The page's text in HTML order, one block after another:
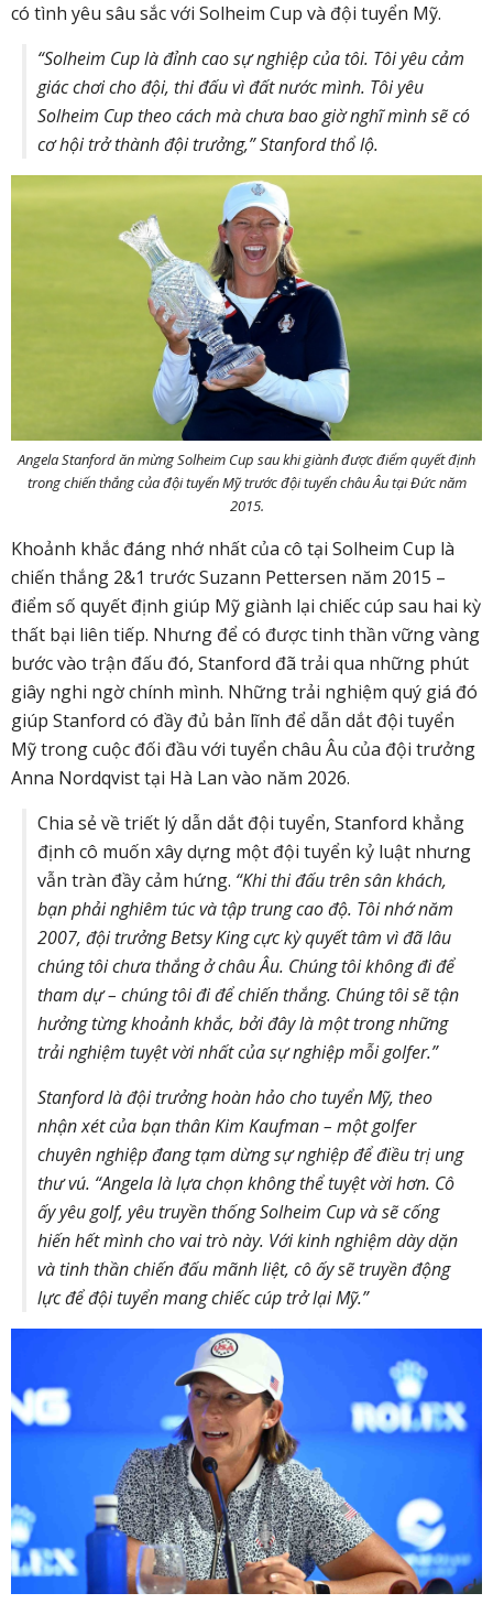
có tình yêu sâu sắc với Solheim Cup và đội tuyển Mỹ.
“Solheim Cup là đỉnh cao sự nghiệp của tôi. Tôi yêu cảm
giác chơi cho đội, thi đấu vì đất nước mình. Tôi yêu
Solheim Cup theo cách mà chưa bao giờ nghĩ mình sẽ có
cơ hội trở thành đội trưởng,” Stanford thổ lộ.
Angela Stanford ăn mừng Solheim Cup sau khi giành được điểm quyết định
trong chiến thắng của đội tuyển Mỹ trước đội tuyển châu Âu tại Đức năm
2015.
Khoảnh khắc đáng nhớ nhất của cô tại Solheim Cup là
chiến thắng 2&1 trước Suzann Pettersen năm 2015 –
điểm số quyết định giúp Mỹ giành lại chiếc cúp sau hai kỳ
thất bại liên tiếp. Nhưng để có được tinh thần vững vàng
bước vào trận đấu đó, Stanford đã trải qua những phút
giây nghi ngờ chính mình. Những trải nghiệm quý giá đó
giúp Stanford có đầy đủ bản lĩnh để dẫn dắt đội tuyển
Mỹ trong cuộc đối đầu với tuyển châu Âu của đội trưởng
Anna Nordqvist tại Hà Lan vào năm 2026.
Chia sẻ về triết lý dẫn dắt đội tuyển, Stanford khẳng
định cô muốn xây dựng một đội tuyển kỷ luật nhưng
vẫn tràn đầy cảm hứng. “Khi thi đấu trên sân khách,
bạn phải nghiêm túc và tập trung cao độ. Tôi nhớ năm
2007, đội trưởng Betsy King cực kỳ quyết tâm vì đã lâu
chúng tôi chưa thắng ở châu Âu. Chúng tôi không đi để
tham dự – chúng tôi đi để chiến thắng. Chúng tôi sẽ tận
hưởng từng khoảnh khắc, bởi đây là một trong những
trải nghiệm tuyệt vời nhất của sự nghiệp mỗi golfer.”
Stanford là đội trưởng hoàn hảo cho tuyển Mỹ, theo
nhận xét của bạn thân Kim Kaufman – một golfer
chuyên nghiệp đang tạm dừng sự nghiệp để điều trị ung
thư vú. “Angela là lựa chọn không thể tuyệt vời hơn. Cô
ấy yêu golf, yêu truyền thống Solheim Cup và sẽ cống
hiến hết mình cho vai trò này. Với kinh nghiệm dày dặn
và tinh thần chiến đấu mãnh liệt, cô ấy sẽ truyền động
lực để đội tuyển mang chiếc cúp trở lại Mỹ.”